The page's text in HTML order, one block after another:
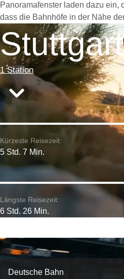
Panoramafenster laden dazu ein,
dass die Bahnhöfe in der Nähe
Stuttgart
1 Station
Kürzeste Reisezeit:
5 Std. 7 Min.
Längste Reisezeit:
6 Std. 26 Min.
Deutsche Bahn